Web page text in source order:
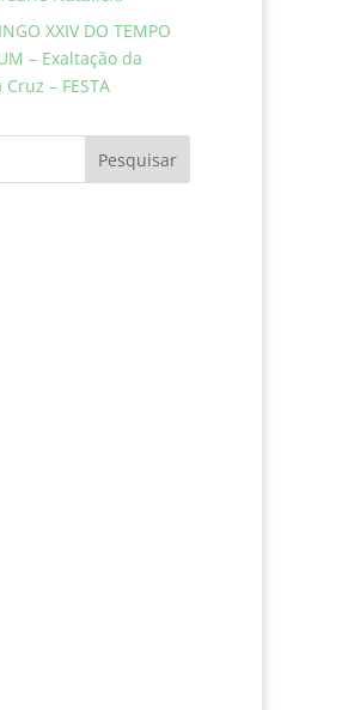
XXIV DO TEMPO
– Exaltação da
Cruz – FESTA
Pesquisar